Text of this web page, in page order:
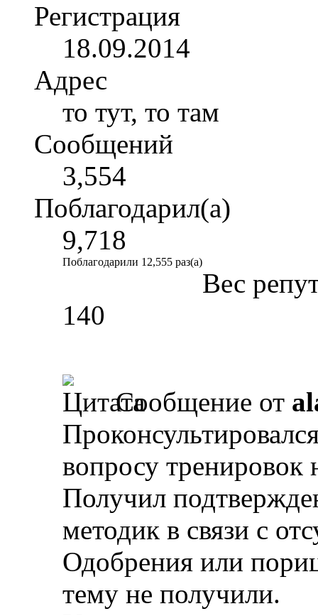
Регистрация
18.09.2014
Адрес
то тут, то там
Сообщений
3,554
Поблагодарил(а)
9,718
Поблагодарили 12,555 раз(а)
Вес
140
Сообщение от
вопросу тренировок
Получил
методик в связи с
Одобрения или
тему не получили.